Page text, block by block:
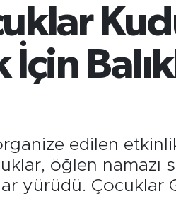
14.598,00 %0
İçin
edilen
öğlen namazı
yürüdü. Çocuklar